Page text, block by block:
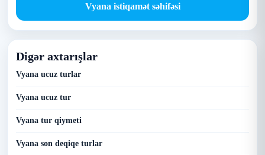
Vyana istiqamət səhifəsi
Digər axtarışlar
Vyana ucuz turlar
Vyana ucuz tur
Vyana tur qiymeti
Vyana son deqiqe turlar